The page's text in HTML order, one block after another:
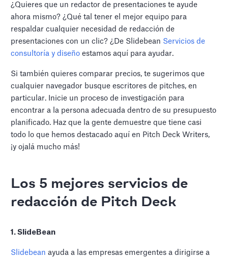
¿Quieres que un redactor de presentaciones te ayude
ahora mismo? ¿Qué tal tener el mejor equipo para
respaldar cualquier necesidad de redacción de
presentaciones con un clic? ¿De Slidebean Servicios de
consultoría y diseño estamos aquí para ayudar.
Si también quieres comparar precios, te sugerimos que
cualquier navegador busque escritores de pitches, en
particular. Inicie un proceso de investigación para
encontrar a la persona adecuada dentro de su presupuesto
planificado. Haz que la gente demuestre que tiene casi
todo lo que hemos destacado aquí en Pitch Deck Writers,
¡y ojalá mucho más!
Los 5 mejores servicios de
redacción de Pitch Deck
1. SlideBean
Slidebean ayuda a las empresas emergentes a dirigirse a